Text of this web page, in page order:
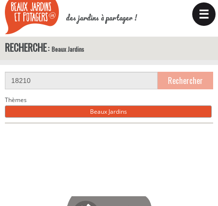
des jardins à partager ! ☰
RECHERCHE Beaux Jardins
Rechercher
Thèmes
Beaux Jardins